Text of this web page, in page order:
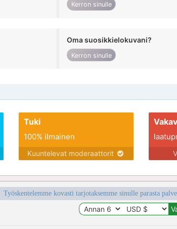
Kerron sinulle
Oma suosikkielokuvani?
Kerron sinulle
Tuki
100% ilmainen
Kuuntelevat moderaattorit
Työskentelemme kovasti tarjotaksemme sinulle parasta